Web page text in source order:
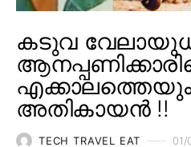
കടുവ
അതികായൻ !!
TECH TRAVEL EAT 01/